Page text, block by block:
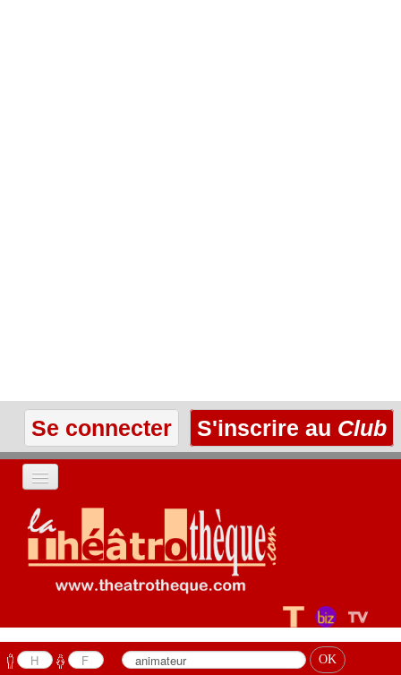
Se connecter S'inscrire au Club
ACCUEIL
LES TEXTES
LES ANNONCES